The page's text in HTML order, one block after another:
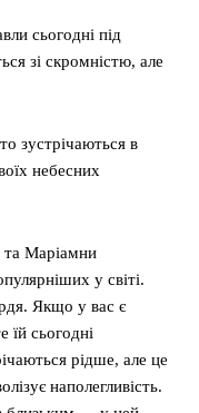
сьогодні під
зі скромністю, але
в
небесних
та Маріамни
у світі.
Якщо у вас є
їй сьогодні
рідше, але це
наполегливість.